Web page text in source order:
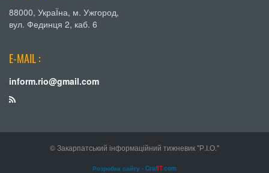
88000, УкраЇна, м. Ужгород,
вул. Фединця 2, каб. 6
E-MAIL :
inform.rio@gmail.com
© Закарпатський інформаційний тижневик "Р.І.О."
Розробка сайту - CrafIT.com